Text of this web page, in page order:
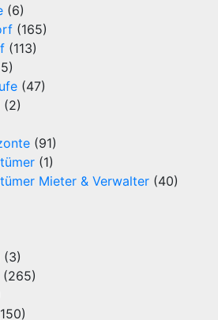
(6)
(165)
(113)
(47)
(2)
(91)
(1)
Mieter & Verwalter (40)
(3)
(265)